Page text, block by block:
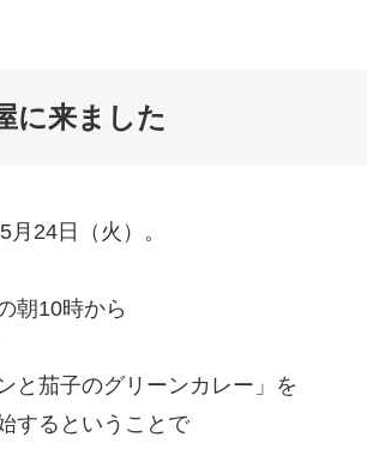
に来ました
月24日（火）。
朝10時から
と茄子のグリーンカレー」を
するということで